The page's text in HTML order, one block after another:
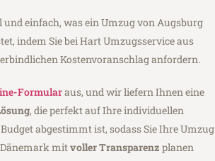
und einfach, was ein Umzug von Augsburg
indem Sie bei Hart Umzugsservice aus
Kostenvoranschlag anfordern.
Formularaus, und wir liefern Ihnen eine
, die perfekt auf Ihre individuellen
abgestimmt ist, sodass Sie Ihre Umzug
mitvoller Transparenz planen